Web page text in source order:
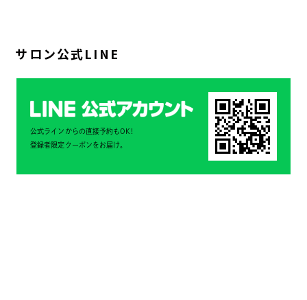
サロン公式LINE
公式ラインからの直接予約もOK!
登録者限定クーポンをお届け。